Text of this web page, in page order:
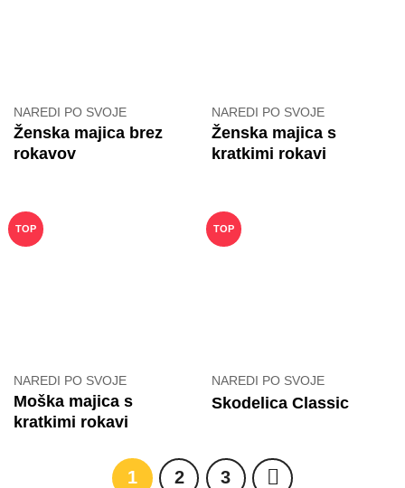
NAREDI PO SVOJE
Ženska majica brez
rokavov
NAREDI PO SVOJE
Ženska majica s
kratkimi rokavi
TOP
NAREDI PO SVOJE
Moška majica s
kratkimi rokavi
TOP
NAREDI PO SVOJE
Skodelica Classic
1 2 3